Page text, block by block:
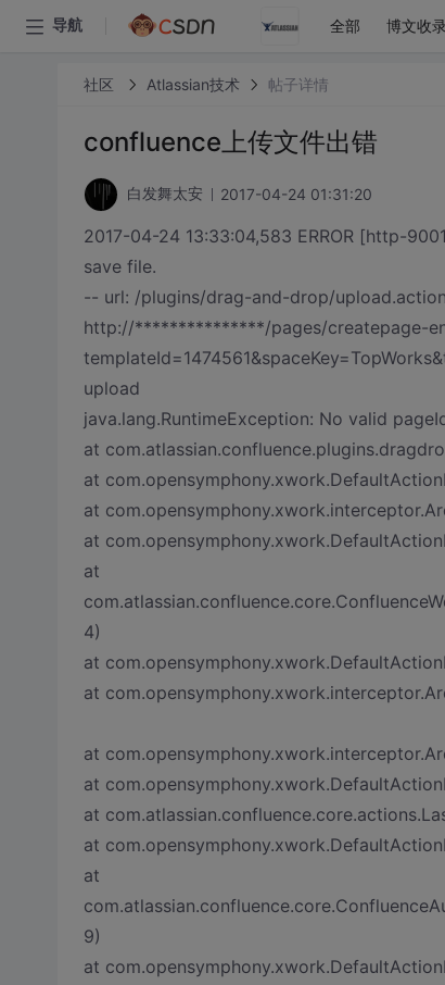
导航 全部 博文收
社区 Atlassian技术 帖子详情
confluence上传文件出错
白发舞太安 2017-04-24 01:31:20
2017-04-24 13:33:04,583 ERROR [http-
save file.
-- url: /plugins/drag-and-drop/
http://***************/pages/createpage-
upload
java.lang.RuntimeException: No valid
at
at
at
at
at
4)
at
at
at
at
at
at
at
9)
at